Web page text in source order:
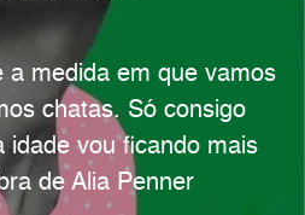
a medida em que vamos
chatas. Só consigo
idade vou ficando mais
de Alia Penner